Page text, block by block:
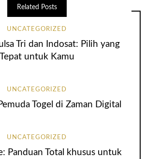
Related Posts
UNCATEGORIZED
Tri dan Indosat: Pilih yang
Tepat untuk Kamu
UNCATEGORIZED
Togel di Zaman Digital
UNCATEGORIZED
Panduan Total khusus untuk